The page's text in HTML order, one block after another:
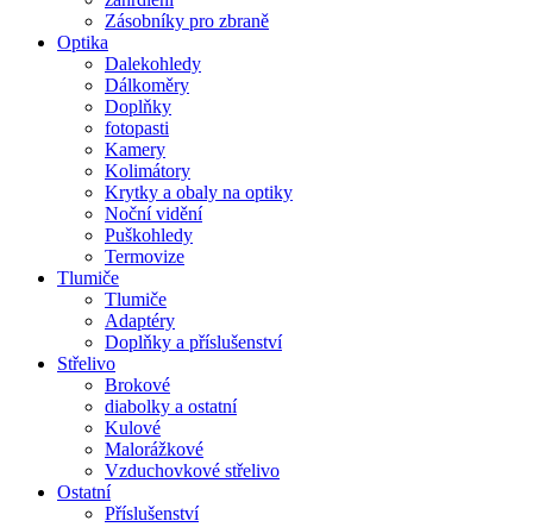
Zásobníky pro zbraně
Optika
Dalekohledy
Dálkoměry
Doplňky
fotopasti
Kamery
Kolimátory
Krytky a obaly na optiky
Noční vidění
Puškohledy
Termovize
Tlumiče
Tlumiče
Adaptéry
Doplňky a příslušenství
Střelivo
Brokové
diabolky a ostatní
Kulové
Malorážkové
Vzduchovkové střelivo
Ostatní
Příslušenství